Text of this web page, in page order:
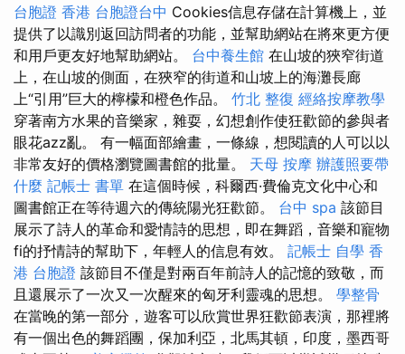
台胞證 香港 台胞證台中 Cookies信息存儲在計算機上，並
提供了以識別返回訪問者的功能，並幫助網站在將來更方便
和用戶更友好地幫助網站。 台中養生館 在山坡的狹窄街道
上，在山坡的側面，在狹窄的街道和山坡上的海灘長廊
上“引用”巨大的檸檬和橙色作品。 竹北 整復 經絡按摩教學
穿著南方水果的音樂家，雜耍，幻想創作使狂歡節的參與者
眼花azz亂。 有一幅面部繪畫，一條線，想閱讀的人可以以
非常友好的價格瀏覽圖書館的批量。 天母 按摩 辦護照要帶
什麼 記帳士 書單 在這個時候，科爾西·費倫克文化中心和
圖書館正在等待週六的傳統陽光狂歡節。 台中 spa 該節目
展示了詩人的革命和愛情詩的思想，即在舞蹈，音樂和寵物
fi的抒情詩的幫助下，年輕人的信息有效。 記帳士 自學 香
港 台胞證 該節目不僅是對兩百年前詩人的記憶的致敬，而
且還展示了一次又一次醒來的匈牙利靈魂的思想。 學整骨
在當晚的第一部分，遊客可以欣賞世界狂歡節表演，那裡將
有一個出色的舞蹈團，保加利亞，北馬其頓，印度，墨西哥